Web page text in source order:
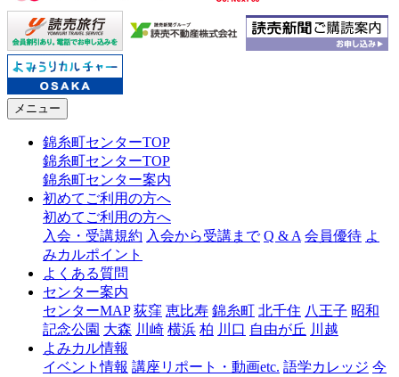
メニュー
錦糸町センターTOP
錦糸町センターTOP
錦糸町センター案内
初めてご利用の方へ
初めてご利用の方へ
入会・受講規約 入会から受講まで Q & A 会員優待 よ
みカルポイント
よくある質問
センター案内
センターMAP 荻窪 恵比寿 錦糸町 北千住 八王子 昭和
記念公園 大森 川崎 横浜 柏 川口 自由が丘 川越
よみカル情報
イベント情報 講座リポート・動画etc. 語学カレッジ 今